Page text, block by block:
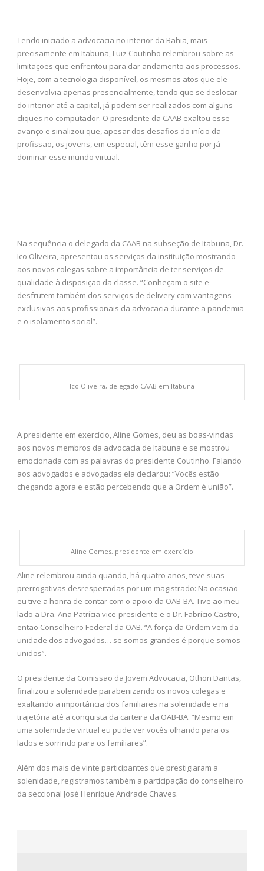
Tendo iniciado a advocacia no interior da Bahia, mais
precisamente em Itabuna, Luiz Coutinho relembrou sobre as
limitações que enfrentou para dar andamento aos processos.
Hoje, com a tecnologia disponível, os mesmos atos que ele
desenvolvia apenas presencialmente, tendo que se deslocar
do interior até a capital, já podem ser realizados com alguns
cliques no computador. O presidente da CAAB exaltou esse
avanço e sinalizou que, apesar dos desafios do início da
profissão, os jovens, em especial, têm esse ganho por já
dominar esse mundo virtual.
Na sequência o delegado da CAAB na subseção de Itabuna, Dr.
Ico Oliveira, apresentou os serviços da instituição mostrando
aos novos colegas sobre a importância de ter serviços de
qualidade à disposição da classe. “Conheçam o site e
desfrutem também dos serviços de delivery com vantagens
exclusivas aos profissionais da advocacia durante a pandemia
e o isolamento social”.
Ico Oliveira, delegado CAAB em Itabuna
A presidente em exercício, Aline Gomes, deu as boas-vindas
aos novos membros da advocacia de Itabuna e se mostrou
emocionada com as palavras do presidente Coutinho. Falando
aos advogados e advogadas ela declarou: “Vocês estão
chegando agora e estão percebendo que a Ordem é união”.
Aline Gomes, presidente em exercício
Aline relembrou ainda quando, há quatro anos, teve suas
prerrogativas desrespeitadas por um magistrado: Na ocasião
eu tive a honra de contar com o apoio da OAB-BA. Tive ao meu
lado a Dra. Ana Patrícia vice-presidente e o Dr. Fabrício Castro,
então Conselheiro Federal da OAB. “A força da Ordem vem da
unidade dos advogados… se somos grandes é porque somos
unidos”.
O presidente da Comissão da Jovem Advocacia, Othon Dantas,
finalizou a solenidade parabenizando os novos colegas e
exaltando a importância dos familiares na solenidade e na
trajetória até a conquista da carteira da OAB-BA. “Mesmo em
uma solenidade virtual eu pude ver vocês olhando para os
lados e sorrindo para os familiares”.
Além dos mais de vinte participantes que prestigiaram a
solenidade, registramos também a participação do conselheiro
da seccional José Henrique Andrade Chaves.